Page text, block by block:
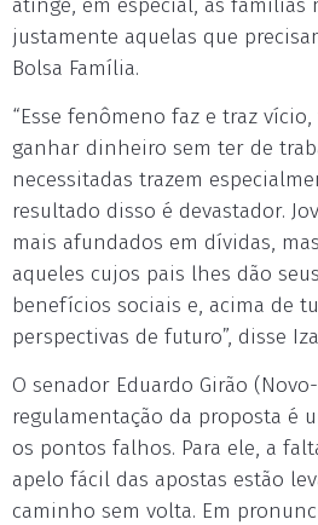
atinge, em especial, as famílias
justamente aquelas que
Bolsa Família.
“Esse fenômeno faz e traz
ganhar dinheiro sem ter de
necessitadas trazem
resultado disso é devastador.
mais afundados em dívidas,
aqueles cujos pais lhes dão
benefícios sociais e, acima de
perspectivas de futuro”, disse
O senador Eduardo Girão
regulamentação da proposta é
os pontos falhos. Para ele, a
apelo fácil das apostas estão
caminho sem volta. Em